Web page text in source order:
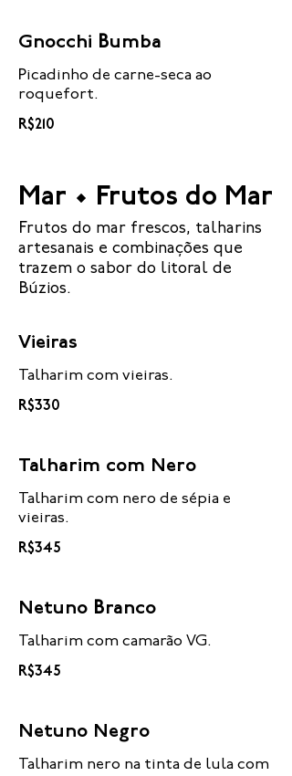
Gnocchi Bumba
Picadinho de carne-seca ao
roquefort.
R$210
Mar • Frutos do Mar
Frutos do mar frescos, talharins
artesanais e combinações que
trazem o sabor do litoral de
Búzios.
Vieiras
Talharim com vieiras.
R$330
Talharim com Nero
Talharim com nero de sépia e
vieiras.
R$345
Netuno Branco
Talharim com camarão VG.
R$345
Netuno Negro
Talharim nero na tinta de lula com